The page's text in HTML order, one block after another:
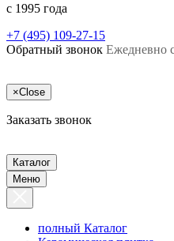
c 1995 года
+7 (495) 109-27-15
Обратный звонок Ежедневно
×Close
Заказать звонок
Каталог
Меню
полный Каталог